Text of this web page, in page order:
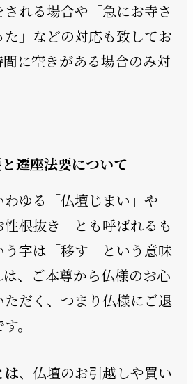
れる場合や「急にお寺さ
」などの対応も致してお
間に空きがある場合のみ対
遷座法要について
わゆる「仏壇じまい」や
性根抜き」とも呼ばれるも
字は「移す」という意味
、ご本尊から仏様のお心
ただく、つまり仏様にご退
。
は、仏壇のお引越しや買い